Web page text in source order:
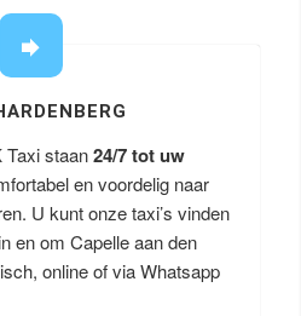
Taxi staan24/7 tot uw
en voordelig naar
U kunt onze taxi’s vinden
en om Capelle aan den
online of via Whatsapp